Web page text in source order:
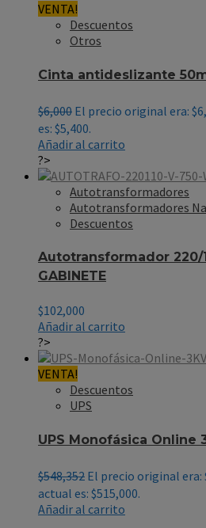
VENTA!
Descuentos
Otros
Cinta antideslizante
$6,000 El precio original era:
es: $5,400.
Añadir al carrito
?>
Autotransformadores
Autotransformadores
Descuentos
Autotransformador 220/
GABINETE
$102,000
Añadir al carrito
?>
VENTA!
Descuentos
UPS
UPS Monofásica Online
$548,352 El precio original era:
actual es: $515,000.
Añadir al carrito